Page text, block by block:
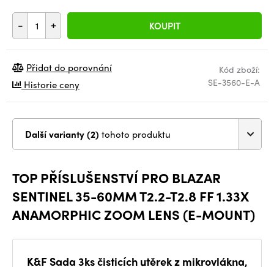
- + KOUPIT
Kód zboží:
SE-3560-E-A
Přidat do porovnání
Historie ceny
Další varianty (2) tohoto produktu
TOP PŘÍSLUŠENSTVÍ PRO BLAZAR
SENTINEL 35-60MM T2.2-T2.8 FF 1.33X
ANAMORPHIC ZOOM LENS (E-MOUNT)
K&F Sada 3ks čisticích utěrek z mikrovlákna,